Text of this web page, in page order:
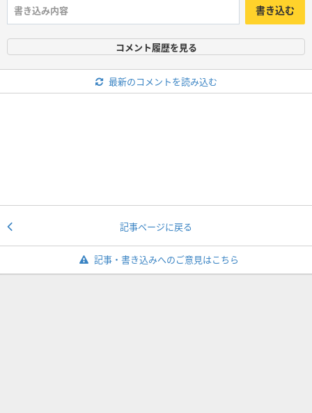
書き込む
コメント履歴を見る
最新のコメントを読み込む
記事ページに戻る
記事・書き込みへのご意見はこちら